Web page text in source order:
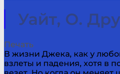
Уайт, О.
Печать
В жизни Джека, как у
взлеты и падения, хотя в